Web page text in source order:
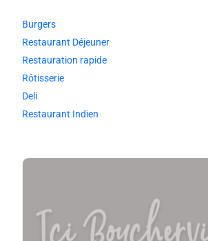
Burgers
Restaurant Déjeuner
Restauration rapide
Rôtisserie
Deli
Restaurant Indien